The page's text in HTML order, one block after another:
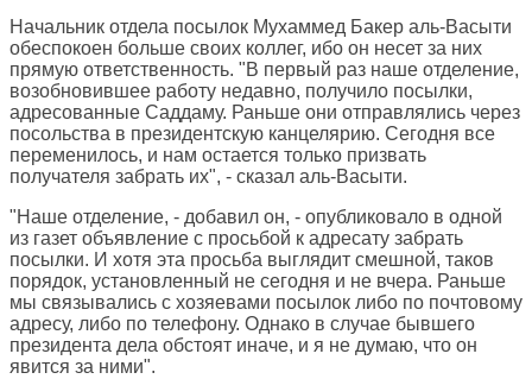
Начальник отдела посылок Мухаммед Бакер аль-Васыти
обеспокоен больше своих коллег, ибо он несет за них
прямую ответственность. "В первый раз наше отделение,
возобновившее работу недавно, получило посылки,
адресованные Саддаму. Раньше они отправлялись через
посольства в президентскую канцелярию. Сегодня все
переменилось, и нам остается только призвать
получателя забрать их", - сказал аль-Васыти.
"Наше отделение, - добавил он, - опубликовало в одной
из газет объявление с просьбой к адресату забрать
посылки. И хотя эта просьба выглядит смешной, таков
порядок, установленный не сегодня и не вчера. Раньше
мы связывались с хозяевами посылок либо по почтовому
адресу, либо по телефону. Однако в случае бывшего
президента дела обстоят иначе, и я не думаю, что он
явится за ними".